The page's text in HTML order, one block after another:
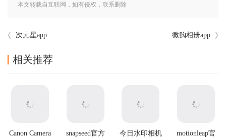
本文转载自互联网，如有侵权，联系删除
次元星app 微购相册app
相关推荐
Canon Camera
snapseed官方
今日水印相机
motionleap官